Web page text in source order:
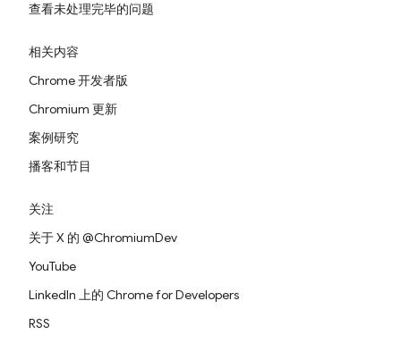
查看未处理完毕的问题
相关内容
Chrome 开发者版
Chromium 更新
案例研究
播客和节目
关注
关于 X 的 @ChromiumDev
YouTube
LinkedIn 上的 Chrome for Developers
RSS